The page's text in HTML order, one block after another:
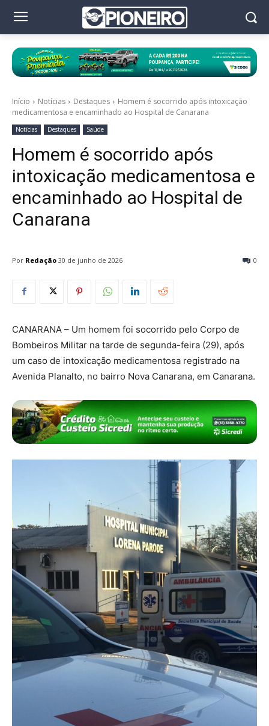
Início Notícias Destaques
Homem é socorrido após intoxicação
medicamentosa e encaminhado ao Hospital de Canarana
Notícias Destaques Saúde
Homem é socorrido após
intoxicação medicamentosa e
encaminhado ao Hospital de
Canarana
Por Redação 0
30 de junho de 2026
CANARANA – Um homem foi socorrido pelo Corpo de
Bombeiros Militar na tarde de segunda-feira (29), após
um caso de intoxicação medicamentosa registrado na
Avenida Planalto, no bairro Nova Canarana, em Canarana.